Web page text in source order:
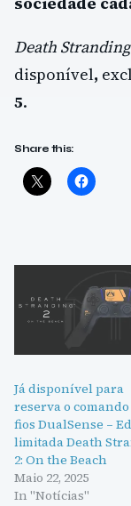
Death
disponível,
5.
Share this:
Já disponível para
reserva o comando
fios DualSense –
limitada Death
2: On the Beach
Maio 22, 2025
In "Notícias"